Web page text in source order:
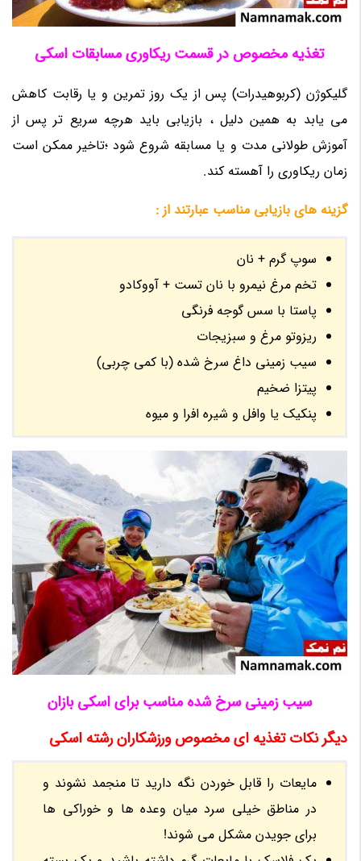
تغذیه مخصوص در قسمت ریکاوری مسابقات اسکی
گلیکوژن (کربوهیدرات) پس از یک روز تمرین و یا رقابت کاهش
می یابد به همین دلیل ، بازیابی باید هرچه سریع تر پس از
آموزش طولانی مدت و یا مسابقه شروع شود ؛تاخیر ممکن است
زمان ریکاوری را آهسته کند.
گزینه های بازیابی مناسب عبارتند از :
سوپ گرم + نان
تخم مرغ نیمرو با نان تست + آووکادو
پاستا با سس گوجه فرنگی
ریزوتو مرغ و سبزیجات
سیب زمینی داغ سرخ شده (با کمی چربی)
پیتزا ضخیم
پنکیک یا وافل و شیره افرا و میوه
سیب زمینی سرخ شده مناسب برای اسکی بازان
دیگر نکات تغذیه ای مخصوص ورزشکاران رشته اسکی
مایعات را قابل خوردن نگه دارید تا منجمد نشوند و
در مناطق خیلی سرد میان وعده ها و خوراکی ها
برای جویدن مشکل می شوند!